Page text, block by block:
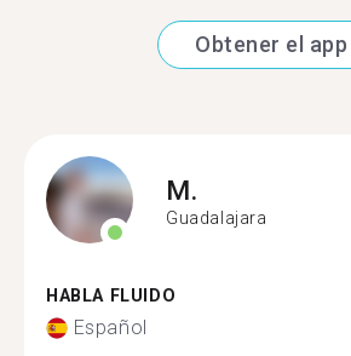
Obtener el app
M.
Guadalajara
HABLA FLUIDO
Español